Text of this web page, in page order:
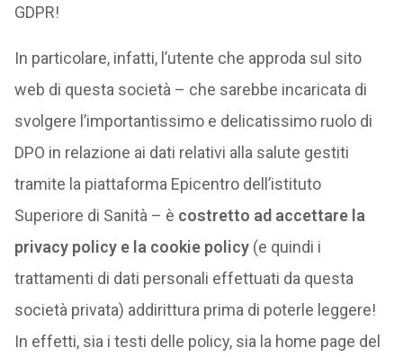
GDPR!
In particolare, infatti, l’utente che approda sul sito
web di questa società – che sarebbe incaricata di
svolgere l’importantissimo e delicatissimo ruolo di
DPO in relazione ai dati relativi alla salute gestiti
tramite la piattaforma Epicentro dell’istituto
Superiore di Sanità – è costretto ad accettare la
privacy policy e la cookie policy(e quindi i
trattamenti di dati personali effettuati da questa
società privata) addirittura prima di poterle leggere!
In effetti, sia i testi delle policy, sia la home page del